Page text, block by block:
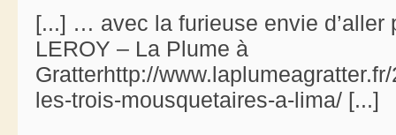
[...] … avec la furieuse envie d’aller
LEROY – La Plume à
Gratterhttp://
les-trois-mousquetaires-a-lima/ [...]